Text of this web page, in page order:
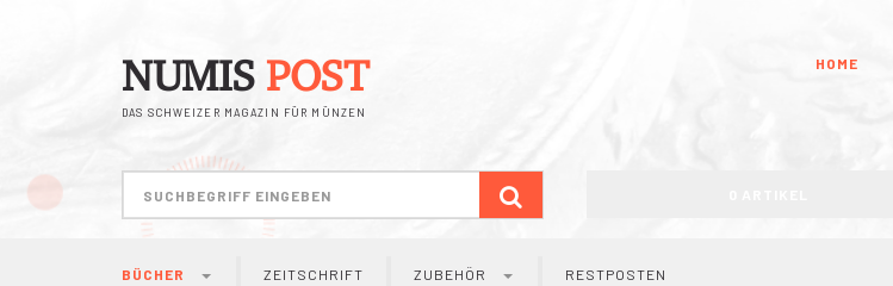
NUMIS POST
DAS SCHWEIZER MAGAZIN FÜR MÜNZEN
HOME
BÜCHER ZEITSCHRIFT ZUBEHÖR RESTPOSTEN